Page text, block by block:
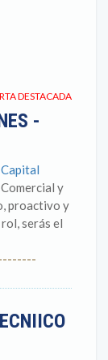
DESTACADA
-
y
proactivo y
serás el